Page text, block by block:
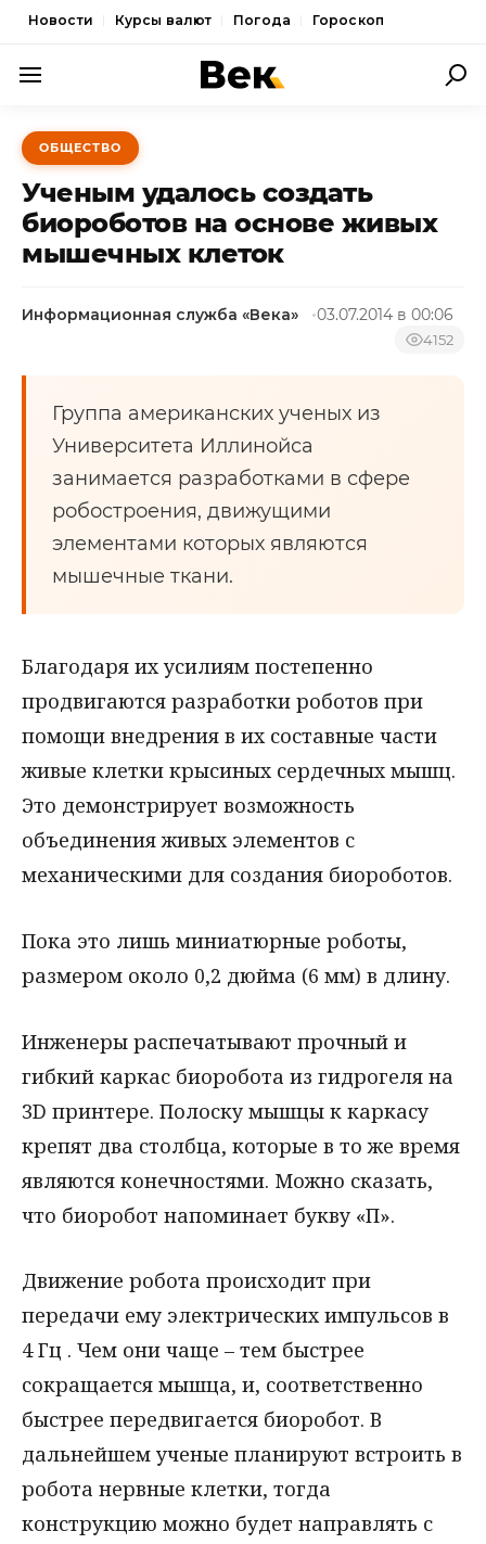
Новости Курсы валют Погода Гороскоп
ПОЛИТИКА
ЭКОНОМИКА
ОБЩЕСТВО
СПОРТ
ОБЩЕСТВО
Ученым удалось создать
биороботов на основе живых
мышечных клеток
Информационная служба «Века» 03.07.2014 в 00:06
4152
Группа американских ученых из
Университета Иллинойса
занимается разработками в сфере
робостроения, движущими
элементами которых являются
мышечные ткани.
Благодаря их усилиям постепенно
продвигаются разработки роботов при
помощи внедрения в их составные части
живые клетки крысиных сердечных мышц.
Это демонстрирует возможность
объединения живых элементов с
механическими для создания биороботов.
Пока это лишь миниатюрные роботы,
размером около 0,2 дюйма (6 мм) в длину.
Инженеры распечатывают прочный и
гибкий каркас биоробота из гидрогеля на
3D принтере. Полоску мышцы к каркасу
крепят два столбца, которые в то же время
являются конечностями. Можно сказать,
что биоробот напоминает букву «П».
Движение робота происходит при
передачи ему электрических импульсов в
4 Гц . Чем они чаще – тем быстрее
сокращается мышца, и, соответственно
быстрее передвигается биоробот. В
дальнейшем ученые планируют встроить в
робота нервные клетки, тогда
конструкцию можно будет направлять с